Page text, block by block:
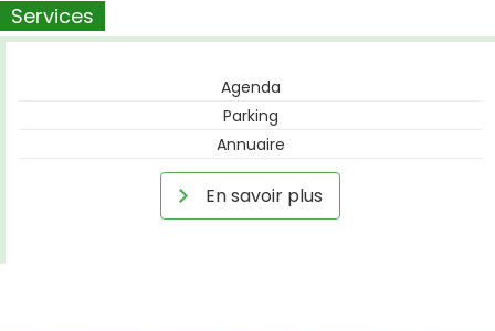
Services
Agenda
Parking
Annuaire
En savoir plus